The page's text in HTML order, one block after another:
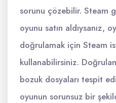
sorunu çözebilir. Steam
oyunu satın aldıysanız,
doğrulamak için Steam
kullanabilirsiniz.
bozuk dosyaları tespit
oyunun sorunsuz bir